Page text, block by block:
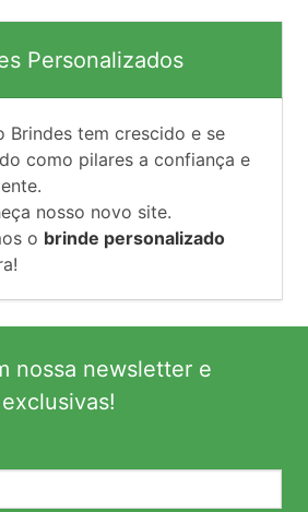
Personalizados
Brindes tem crescido e se
como pilares a confiança e
nosso novo site.
o brinde personalizado
nossa newsletter e